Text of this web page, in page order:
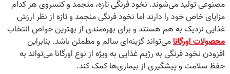
مصنوعی تولید می‌شوند. نخود فرنگی تازه، منجمد و کنسروی هر کدام
مزایای خاص خود را دارند اما نخود فرنگی منجمد و تازه از نظر ارزش
غذایی نزدیک به هم هستند و برای بهره‌مندی از بهترین خواص انتخاب
محصولات اورگانامی‌تواند گزینه‌ای سالم و مطمئن باشد. بنابراین
افزودن نخود فرنگی به رژیم غذایی به ویژه از نوع اورگانا می‌تواند به
حفظ سلامت و پیشگیری از بیماری‌ها کمک کند.